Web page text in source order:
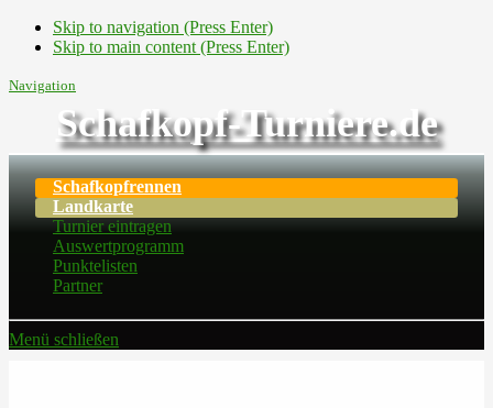
Skip to navigation (Press Enter)
Skip to main content (Press Enter)
Navigation
Schafkopf-Turniere.de
Schafkopfrennen
Landkarte
Turnier eintragen
Auswertprogramm
Punktelisten
Partner
Menü schließen